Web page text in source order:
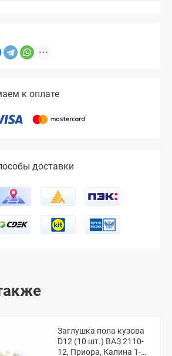
к оплате
доставки
Заглушка пола кузова
D12 (10 шт.) ВАЗ 2110-
12, Приора, Калина 1-2,